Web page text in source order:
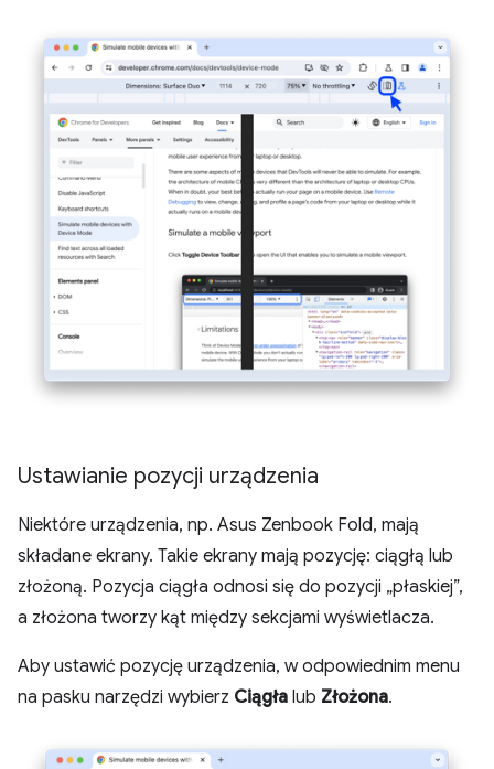
Ustawianie pozycji urządzenia
Niektóre urządzenia, np. Asus Zenbook Fold, mają
składane ekrany. Takie ekrany mają pozycję: ciągłą lub
złożoną. Pozycja ciągła odnosi się do pozycji „płaskiej”,
a złożona tworzy kąt między sekcjami wyświetlacza.
Aby ustawić pozycję urządzenia, w odpowiednim menu
na pasku narzędzi wybierz Ciągła lub Złożona.